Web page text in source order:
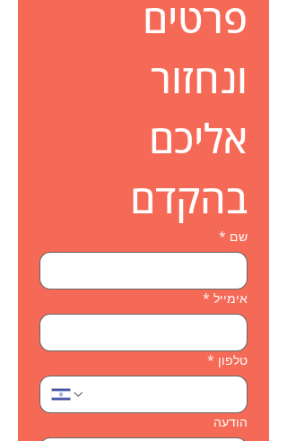
בהקדם
שם *
אימייל *
טלפון *
הודעה